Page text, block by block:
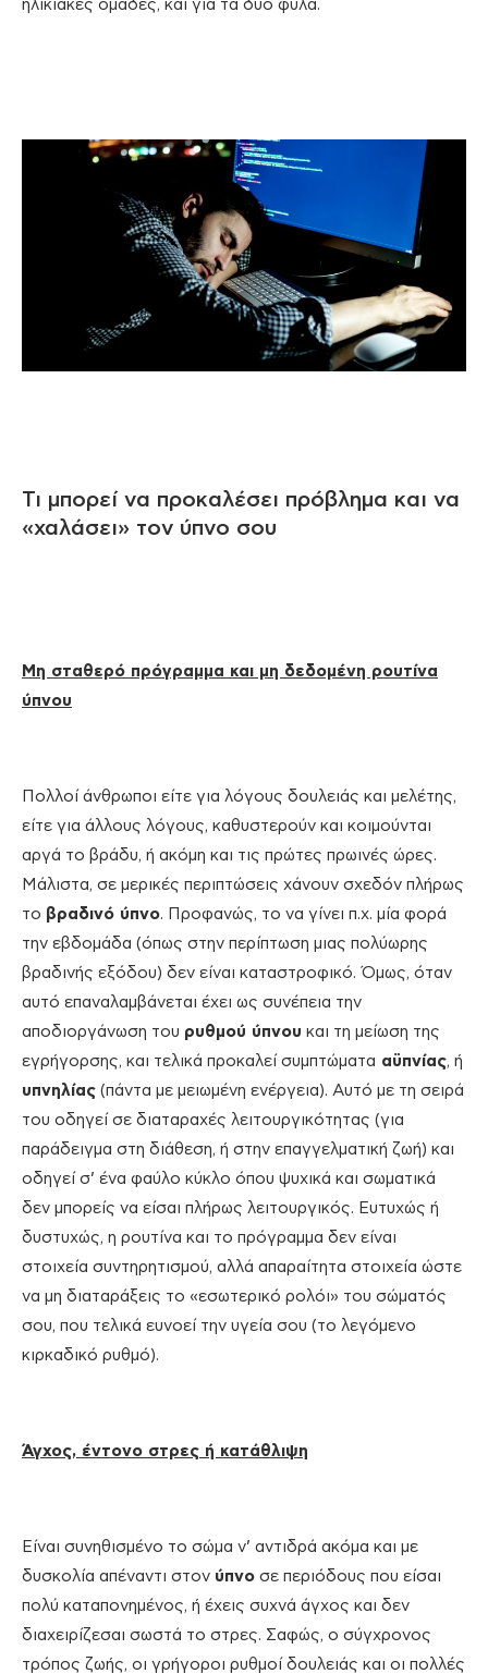
ηλικιακές ομάδες, και για τα δύο φύλα.
Τι μπορεί να προκαλέσει πρόβλημα και να
«χαλάσει» τον ύπνο σου
Μη σταθερό πρόγραμμα και μη δεδομένη ρουτίνα
ύπνου
Πολλοί άνθρωποι είτε για λόγους δουλειάς και μελέτης,
είτε για άλλους λόγους, καθυστερούν και κοιμούνται
αργά το βράδυ, ή ακόμη και τις πρώτες πρωινές ώρες.
Μάλιστα, σε μερικές περιπτώσεις χάνουν σχεδόν πλήρως
το βραδινό ύπνο. Προφανώς, το να γίνει π.χ. μία φορά
την εβδομάδα (όπως στην περίπτωση μιας πολύωρης
βραδινής εξόδου) δεν είναι καταστροφικό. Όμως, όταν
αυτό επαναλαμβάνεται έχει ως συνέπεια την
αποδιοργάνωση του ρυθμού ύπνου και τη μείωση της
εγρήγορσης, και τελικά προκαλεί συμπτώματα αϋπνίας, ή
υπνηλίας (πάντα με μειωμένη ενέργεια). Αυτό με τη σειρά
του οδηγεί σε διαταραχές λειτουργικότητας (για
παράδειγμα στη διάθεση, ή στην επαγγελματική ζωή) και
οδηγεί σ’ ένα φαύλο κύκλο όπου ψυχικά και σωματικά
δεν μπορείς να είσαι πλήρως λειτουργικός. Ευτυχώς ή
δυστυχώς, η ρουτίνα και το πρόγραμμα δεν είναι
στοιχεία συντηρητισμού, αλλά απαραίτητα στοιχεία ώστε
να μη διαταράξεις το «εσωτερικό ρολόι» του σώματός
σου, που τελικά ευνοεί την υγεία σου (το λεγόμενο
κιρκαδικό ρυθμό).
Άγχος, έντονο στρες ή κατάθλιψη
Είναι συνηθισμένο το σώμα ν’ αντιδρά ακόμα και με
δυσκολία απέναντι στον ύπνο σε περιόδους που είσαι
πολύ καταπονημένος, ή έχεις συχνά άγχος και δεν
διαχειρίζεσαι σωστά το στρες. Σαφώς, ο σύγχρονος
τρόπος ζωής, οι γρήγοροι ρυθμοί δουλειάς και οι πολλές